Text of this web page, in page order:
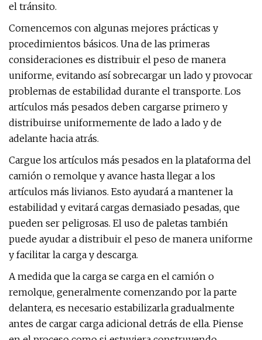
el tránsito.
Comencemos con algunas mejores prácticas y
procedimientos básicos. Una de las primeras
consideraciones es distribuir el peso de manera
uniforme, evitando así sobrecargar un lado y provocar
problemas de estabilidad durante el transporte. Los
artículos más pesados ​​deben cargarse primero y
distribuirse uniformemente de lado a lado y de
adelante hacia atrás.
Cargue los artículos más pesados ​​en la plataforma del
camión o remolque y avance hasta llegar a los
artículos más livianos. Esto ayudará a mantener la
estabilidad y evitará cargas demasiado pesadas, que
pueden ser peligrosas. El uso de paletas también
puede ayudar a distribuir el peso de manera uniforme
y facilitar la carga y descarga.
A medida que la carga se carga en el camión o
remolque, generalmente comenzando por la parte
delantera, es necesario estabilizarla gradualmente
antes de cargar carga adicional detrás de ella. Piense